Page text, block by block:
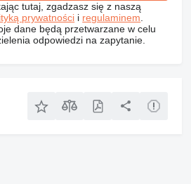
tutaj, zgadzasz się z naszą
prywatności i regulaminem
dane będą przetwarzane w celu
odpowiedzi na zapytanie.